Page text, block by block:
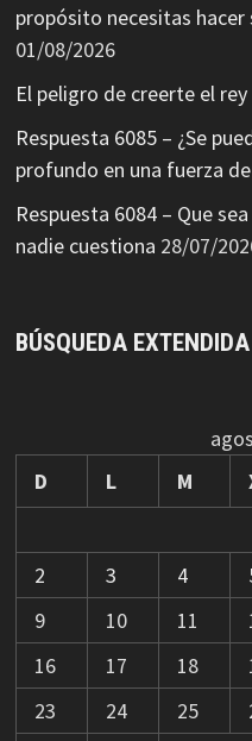
propósito necesitas
01/08/2026
El peligro de creerte el
Respuesta 6085 – ¿Se
profundo en una fuerza
Respuesta 6084 – Que
nadie cuestiona 28/07/
BÚSQUEDA EXTENDIDA
D
L M
2
3 4
9
10 11
16
17 18
23
24 25